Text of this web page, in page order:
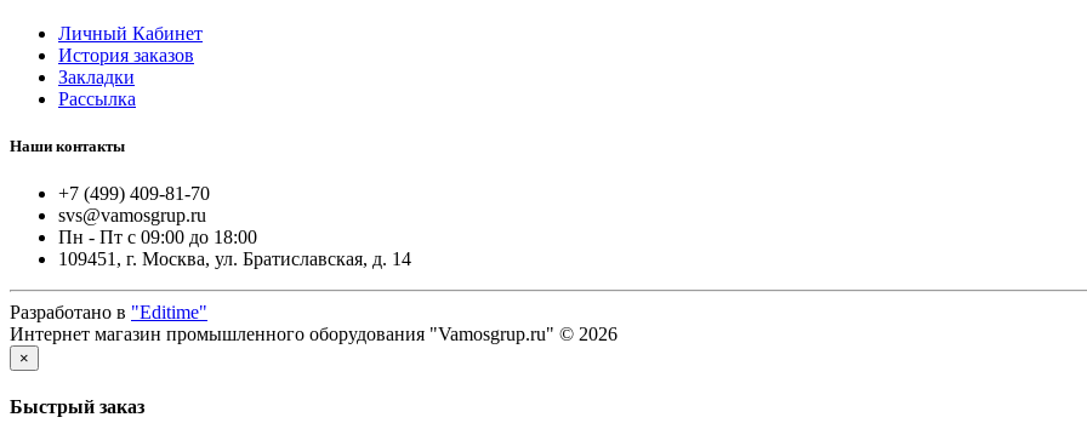
Личный Кабинет
История заказов
Закладки
Рассылка
Наши контакты
+7 (499) 409-81-70
svs@vamosgrup.ru
Пн - Пт с 09:00 до 18:00
109451, г. Москва, ул. Братиславская, д. 14
Разработано в "Editime"
Интернет магазин промышленного оборудования "Vamosgrup.ru" © 2026
×
Быстрый заказ